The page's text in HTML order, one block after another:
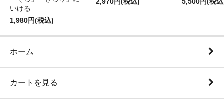
いける
1,980円(税込)
2,970円(税込)
5,500円(税
ホーム
カートを見る